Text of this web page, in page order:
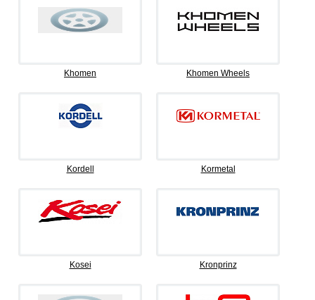
Khomen Khomen Wheels
Kordell Kormetal
Kosei Kronprinz